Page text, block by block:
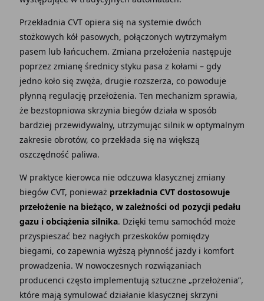
Przekładnia CVT opiera się na systemie dwóch
stożkowych kół pasowych, połączonych wytrzymałym
pasem lub łańcuchem. Zmiana przełożenia następuje
poprzez zmianę średnicy styku pasa z kołami – gdy
jedno koło się zwęża, drugie rozszerza, co powoduje
płynną regulację przełożenia. Ten mechanizm sprawia,
że bezstopniowa skrzynia biegów działa w sposób
bardziej przewidywalny, utrzymując silnik w optymalnym
zakresie obrotów, co przekłada się na większą
oszczędność paliwa.
W praktyce kierowca nie odczuwa klasycznej zmiany
biegów CVT, ponieważ przekładnia CVT dostosowuje
przełożenie na bieżąco, w zależności od pozycji pedału
gazu i obciążenia silnika. Dzięki temu samochód może
przyspieszać bez nagłych przeskoków pomiędzy
biegami, co zapewnia wyższą płynność jazdy i komfort
prowadzenia. W nowoczesnych rozwiązaniach
producenci często implementują sztuczne „przełożenia”,
które mają symulować działanie klasycznej skrzyni